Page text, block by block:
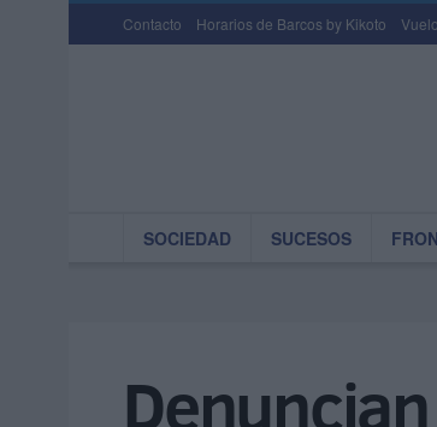
Contacto Horarios de Barcos by Kikoto
SOCIEDAD SUCESOS